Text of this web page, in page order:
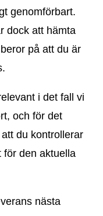
genomförbart.
dock att hämta
på att du är
i det fall vi
och för det
du kontrollerar
för den aktuella
nästa